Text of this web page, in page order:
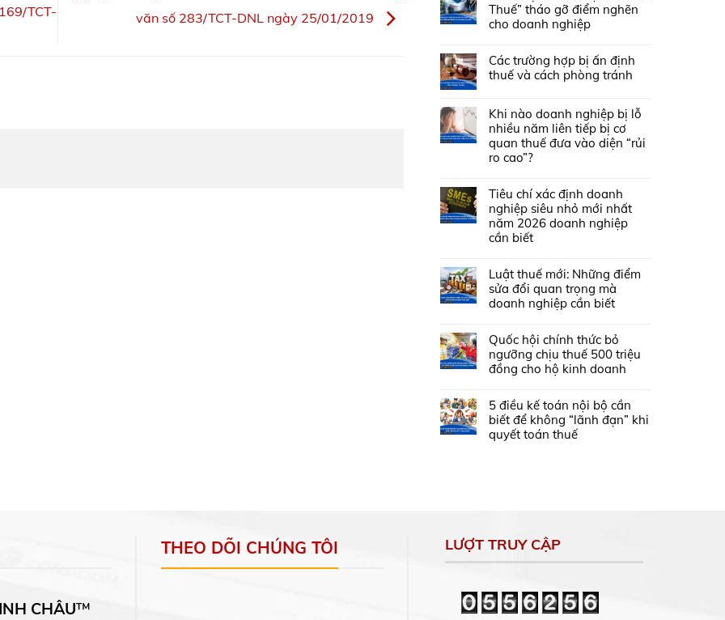
TCT-
văn số 283/TCT-DNL ngày 25/01/2019
Thuế” tháo gỡ điểm nghẽn
cho doanh nghiệp
Các trường hợp bị ấn định
thuế và cách phòng tránh
Khi nào doanh nghiệp bị lỗ
nhiều năm liên tiếp bị cơ
quan thuế đưa vào diện “rủi
ro cao”?
Tiêu chí xác định doanh
nghiệp siêu nhỏ mới nhất
năm 2026 doanh nghiệp
cần biết
Luật thuế mới: Những điểm
sửa đổi quan trọng mà
doanh nghiệp cần biết
Quốc hội chính thức bỏ
ngưỡng chịu thuế 500 triệu
đồng cho hộ kinh doanh
5 điều kế toán nội bộ cần
biết để không “lãnh đạn” khi
quyết toán thuế
CHÂU™
THEO DÕI CHÚNG TÔI LƯỢT TRUY CẬP